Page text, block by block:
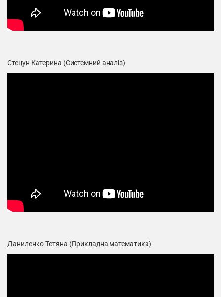
Стецун Катерина (Системний аналіз)
Даниленко Тетяна (Прикладна математика)